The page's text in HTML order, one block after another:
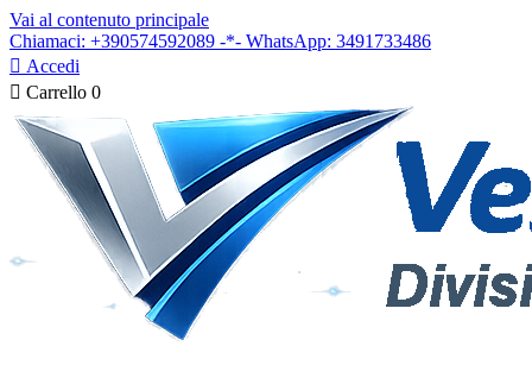
Vai al contenuto principale
Chiamaci: +390574592089 -*- WhatsApp: 3491733486
 Accedi
 Carrello 0